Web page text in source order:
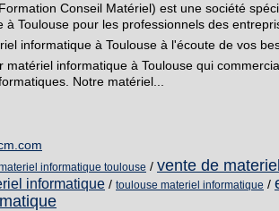
Conseil Matériel) est une société
à Toulouse pour les professionnels des
informatique à Toulouse à l'écoute de vos
matériel informatique à Toulouse qui
Notre matériel...
informatique toulouse / vente de
informatique / toulouse materiel informatique /